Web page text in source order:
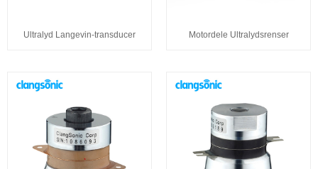
Ultralyd Langevin-transducer Motordele Ultralydsrenser